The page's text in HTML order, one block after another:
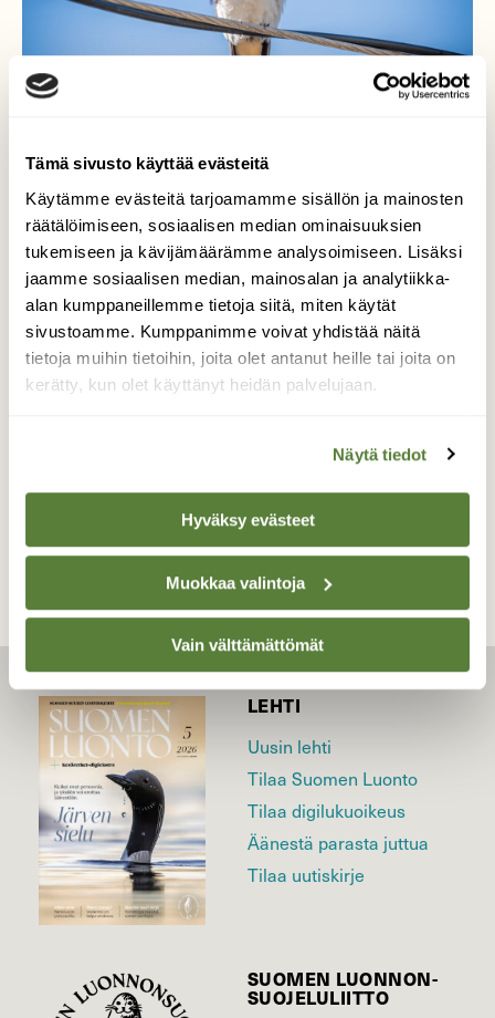
Tämä sivusto käyttää evästeitä
Käytämme evästeitä tarjoamamme sisällön ja mainosten
räätälöimiseen, sosiaalisen median ominaisuuksien
tukemiseen ja kävijämäärämme analysoimiseen. Lisäksi
jaamme sosiaalisen median, mainosalan ja analytiikka-
alan kumppaneillemme tietoja siitä, miten käytät
sivustoamme. Kumppanimme voivat yhdistää näitä
tietoja muihin tietoihin, joita olet antanut heille tai joita on
kerätty, kun olet käyttänyt heidän palvelujaan.
Näytä tiedot
Hyväksy evästeet
Muokkaa valintoja
Vain välttämättömät
Haarapääsky piilossa
Minulla on silmät kiinni eli et näe minua.
Valokuvaaja: Jesse Eilola, Siikajoki, Tauvo
21.5.2026
TAKAISIN LISTAAN
LEHTI
Uusin lehti
Tilaa Suomen Luonto
Tilaa digilukuoikeus
Äänestä parasta juttua
Tilaa uutiskirje
SUOMEN LUONNON­
SUOJELU­LIITTO